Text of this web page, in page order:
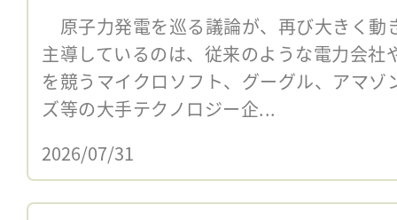
原子力発電を巡る議論が、再び大きく動
主導しているのは、従来のような電力会社
を競うマイクロソフト、グーグル、アマゾ
ズ等の大手テクノロジー企...
2026/07/31